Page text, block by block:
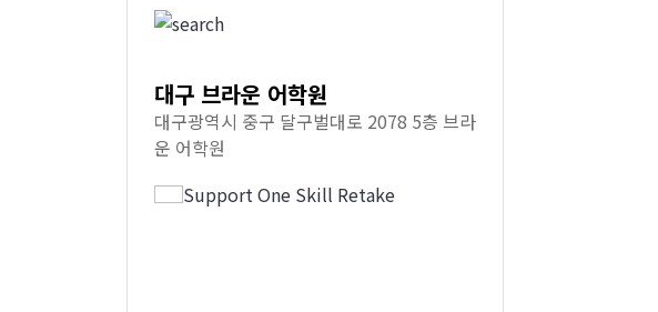
대구 브라운 어학원
대구광역시 중구 달구벌대로 2078 5층 브라
운 어학원
Support One Skill Retake